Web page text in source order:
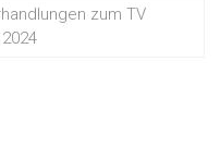
zum TV